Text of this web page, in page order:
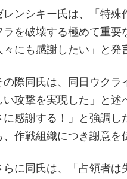
レンシキー氏は、「特殊
ラを破壊する極めて重
々にも感謝したい」と発
の際同氏は、同日ウクラ
い攻撃を実現した」と
に感謝する！」と強調し
、作戦組織につき謝意を
らに同氏は、「占領者は